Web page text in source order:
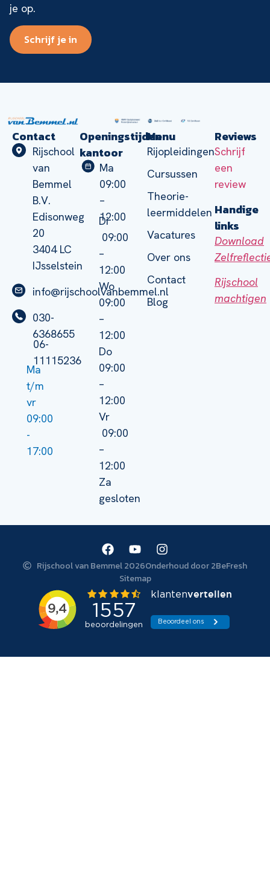
je op.
Schrijf je in
Contact
Rijschool
van
Bemmel
B.V.
Edisonweg
20
3404 LC
IJsselstein
info@rijschoolvanbemmel.nl
030-
6368655
06-
11115236
Ma
t/m
vr
09:00
-
17:00
Openingstijden
kantoor
Ma
09:00
–
12:00
Di
09:00
–
12:00
Wo
09:00
–
12:00
Do
09:00
–
12:00
Vr
09:00
–
12:00
Za
gesloten
Menu
Rijopleidingen
Cursussen
Theorie-
leermiddelen
Vacatures
Over ons
Contact
Blog
Reviews
Schrijf
een
review
Handige
links
Download
Rijschool
machtigen
Rijschool van Bemmel 2026Onderhoud door 2BeFresh
Sitemap